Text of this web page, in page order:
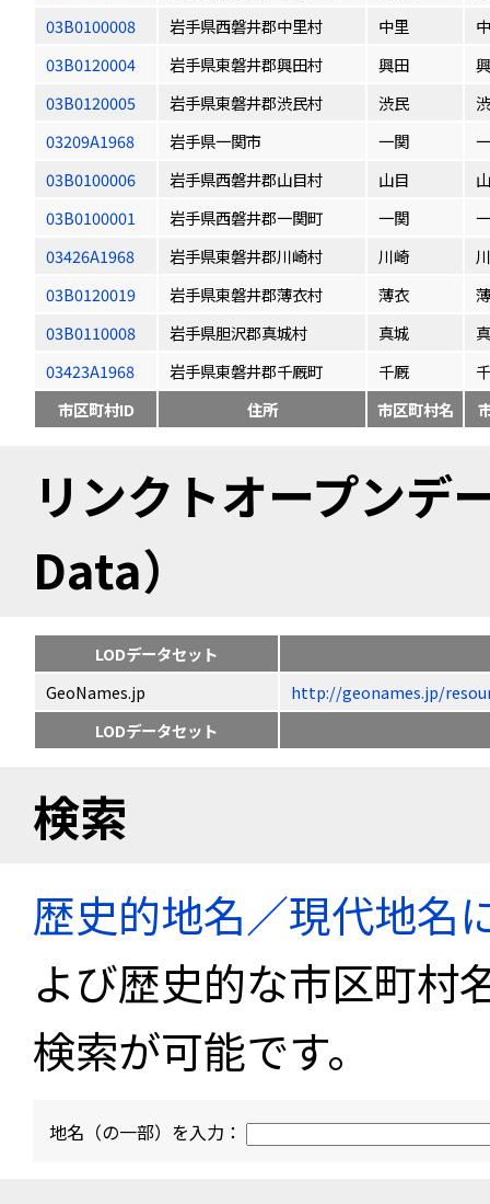
03B0100008
岩手県西磐井郡中里村 中里
03B0120004
岩手県東磐井郡興田村 興田
03B0120005
岩手県東磐井郡渋民村 渋民
03209A1968
岩手県一関市 一関
03B0100006
岩手県西磐井郡山目村 山目
03B0100001
岩手県西磐井郡一関町 一関
03426A1968
岩手県東磐井郡川崎村 川崎
03B0120019
岩手県東磐井郡薄衣村 薄衣
03B0110008
岩手県胆沢郡真城村 真城
03423A1968
岩手県東磐井郡千厩町 千厩
市区町村ID
住所 市区町村名
リンクトオープン
Data）
LODデータセット
GeoNames.jp
http://geonames.jp/
LODデータセット
検索
歴史的地名／現代地名
よび歴史的な市区町村
検索が可能です。
地名（の一部）を入力：